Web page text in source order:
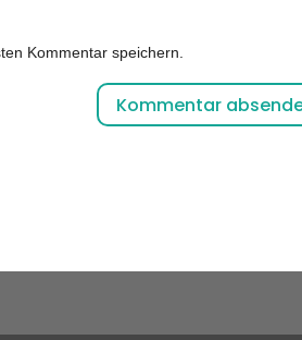
Kommentar speichern.